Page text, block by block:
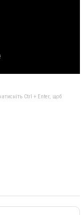
Ctrl + Enter, щоб